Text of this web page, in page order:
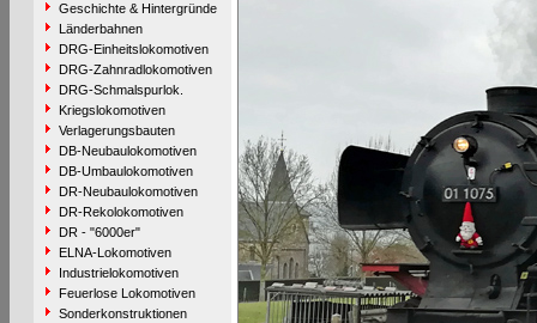
Geschichte & Hintergründe
Länderbahnen
DRG-Einheitslokomotiven
DRG-Zahnradlokomotiven
DRG-Schmalspurlok.
Kriegslokomotiven
Verlagerungsbauten
DB-Neubaulokomotiven
DB-Umbaulokomotiven
DR-Neubaulokomotiven
DR-Rekolokomotiven
DR - "6000er"
ELNA-Lokomotiven
Industrielokomotiven
Feuerlose Lokomotiven
Sonderkonstruktionen